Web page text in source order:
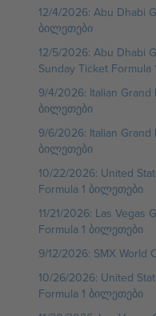
12/4/2026: Abu Dhabi
ბილეთები
12/5/2026: Abu Dhabi
Sunday Ticket
9/4/2026: Italian Grand
ბილეთები
9/6/2026: Italian Grand
ბილეთები
10/22/2026: United
Formula 1 ბილეთები
11/21/2026: Las Vegas
Formula 1 ბილეთები
9/12/2026: SMX
10/26/2026: United
Formula 1 ბილეთები